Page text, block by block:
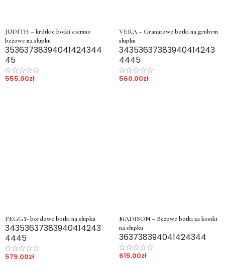
JUDITH – krótkie botki ciemno
beżowe na słupku
35363738394041424344
45
555.00zł
VERA – Granatowe botki na grubym
słupku
34353637383940414243
4445
560.00zł
PEGGY- bordowe botki na słupku
34353637383940414243
4445
579.00zł
MADISON – Beżowe botki za kostki
na słupku
363738394041424344
615.00zł